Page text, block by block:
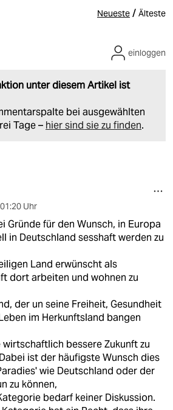
Neueste / Älteste
unter diesem Artikel ist
bei ausgewählten
Tage – hier sind sie zu finden.
einloggen
01:20 Uhr
Gründe für den Wunsch, in Europa
in Deutschland sesshaft werden zu
Land erwünscht als
dort arbeiten und wohnen zu
der un seine Freiheit, Gesundheit
im Herkunftsland bangen
wirtschaftlich bessere Zukunft zu
ist der häufigste Wunsch dies
wie Deutschland oder der
zu können,
bedarf keiner Diskussion.